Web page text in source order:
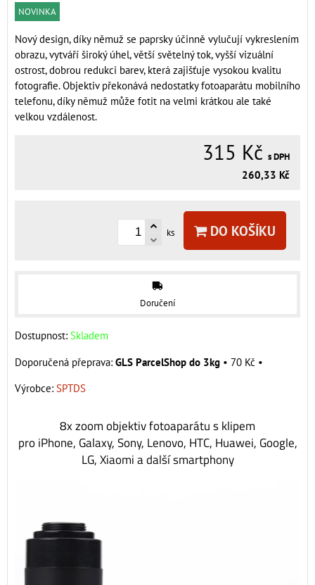
NOVINKA
Nový design, díky němuž se paprsky účinně vylučují vykreslením
obrazu, vytváří široký úhel, větší světelný tok, vyšší vizuální
ostrost, dobrou redukci barev, která zajišťuje vysokou kvalitu
fotografie. Objektiv překonává nedostatky fotoaparátu mobilního
telefonu, díky němuž může fotit na velmi krátkou ale také
velkou vzdálenost.
315 Kč s DPH
260,33 Kč
ks DO KOŠÍKU
Doručení
Dostupnost: Skladem
GLS ParcelShop do 3kg • 70 Kč •
Výrobce: SPTDS
8x zoom objektiv fotoaparátu s klipem
pro iPhone, Galaxy, Sony, Lenovo, HTC, Huawei, Google,
LG, Xiaomi a další smartphony